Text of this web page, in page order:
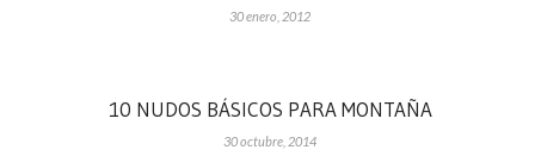
30 enero, 2012
10 NUDOS BÁSICOS PARA MONTAÑA
30 octubre, 2014